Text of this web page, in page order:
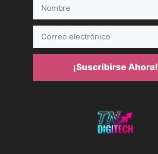
electrónico
¡Suscribirse Ahora!